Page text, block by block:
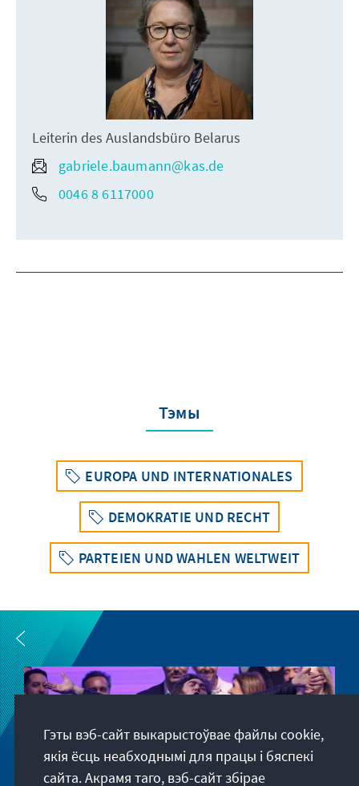
Leiterin des Auslandsbüro Belarus
gabriele.baumann@kas.de
0046 8 6117000
Тэмы
EUROPA UND INTERNATIONALES
DEMOKRATIE UND RECHT
PARTEIEN UND WAHLEN WELTWEIT
Гэты вэб-сайт выкарыстоўвае файлы cookie,
якія ёсць неабходнымі для працы і бяспекі
сайта. Акрамя таго, вэб-сайт збірае